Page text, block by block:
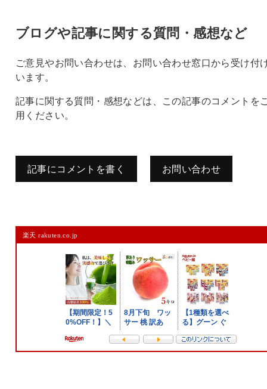
ブログや記事に関する質問・感想など
ご意見やお問い合わせは、お問い合わせ窓口から受け付
います。
記事に関する質問・感想などは、この記事のコメントを
用ください。
記事にコメントを書く お問い合わせ
メールアドレスは公開されません。
また、コメント欄には、必ず日本語を含めてください（スパム対策）。
楽天 rakuten.co.jp